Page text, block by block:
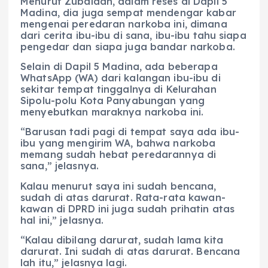
Madina, dia juga sempat mendengar kabar
mengenai peredaran narkoba ini, dimana
dari cerita ibu-ibu di sana, ibu-ibu tahu siapa
pengedar dan siapa juga bandar narkoba.
Selain di Dapil 5 Madina, ada beberapa
WhatsApp (WA) dari kalangan ibu-ibu di
sekitar tempat tinggalnya di Kelurahan
Sipolu-polu Kota Panyabungan yang
menyebutkan maraknya narkoba ini.
“Barusan tadi pagi di tempat saya ada ibu-
ibu yang mengirim WA, bahwa narkoba
memang sudah hebat peredarannya di
sana,” jelasnya.
Kalau menurut saya ini sudah bencana,
sudah di atas darurat. Rata-rata kawan-
kawan di DPRD ini juga sudah prihatin atas
hal ini,” jelasnya.
“Kalau dibilang darurat, sudah lama kita
darurat. Ini sudah di atas darurat. Bencana
lah itu,” jelasnya lagi.